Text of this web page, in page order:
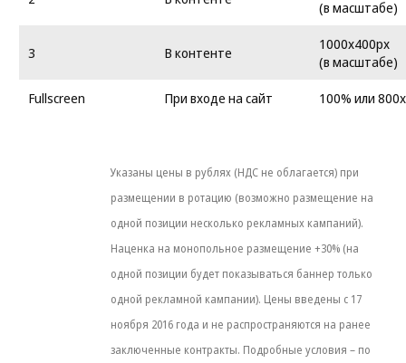
(в масштабе)
3 В контенте
1000x400px
(в масштабе)
Fullscreen
При входе на сайт 100% или
Указаны цены в рублях (НДС не облагается) при
размещении в ротацию (возможно размещение на
одной позиции несколько рекламных кампаний).
Наценка на монопольное размещение +30% (на
одной позиции будет показываться баннер только
одной рекламной кампании). Цены введены с 17
ноября 2016 года и не распространяются на ранее
заключенные контракты. Подробные условия – по